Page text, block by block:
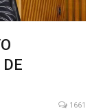
1661